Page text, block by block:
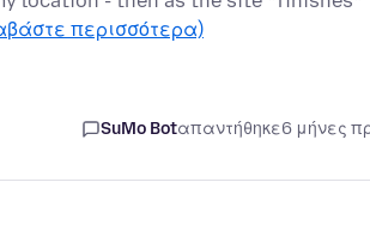
περισσότερα)
SuMo Botαπαντήθηκε6 μήνες